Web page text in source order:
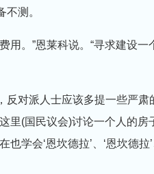
测。
。”恩莱科说。“寻求建设一
对派人士应该多提一些严肃
里(国民议会)讨论一个人的房
学会‘恩坎德拉’、‘恩坎德拉